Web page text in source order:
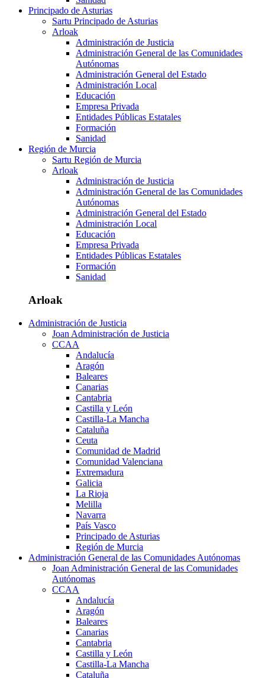
Principado de Asturias
Sartu Principado de Asturias
Arloak
Administración de Justicia
Administración General de las Comunidades
Autónomas
Administración General del Estado
Administración Local
Educación
Empresa Privada
Entidades Públicas Estatales
Formación
Sanidad
Región de Murcia
Sartu Región de Murcia
Arloak
Administración de Justicia
Administración General de las Comunidades
Autónomas
Administración General del Estado
Administración Local
Educación
Empresa Privada
Entidades Públicas Estatales
Formación
Sanidad
Arloak
Administración de Justicia
Joan Administración de Justicia
CCAA
Andalucía
Aragón
Baleares
Canarias
Cantabria
Castilla y León
Castilla-La Mancha
Cataluña
Ceuta
Comunidad de Madrid
Comunidad Valenciana
Extremadura
Galicia
La Rioja
Melilla
Navarra
País Vasco
Principado de Asturias
Región de Murcia
Administración General de las Comunidades Autónomas
Joan Administración General de las Comunidades
Autónomas
CCAA
Andalucía
Aragón
Baleares
Canarias
Cantabria
Castilla y León
Castilla-La Mancha
Cataluña